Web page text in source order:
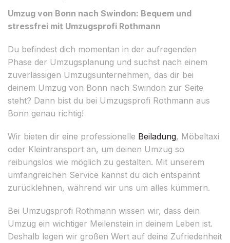
Umzug von Bonn nach Swindon: Bequem und
stressfrei mit Umzugsprofi Rothmann
Du befindest dich momentan in der aufregenden
Phase der Umzugsplanung und suchst nach einem
zuverlässigen Umzugsunternehmen, das dir bei
deinem Umzug von Bonn nach Swindon zur Seite
steht? Dann bist du bei Umzugsprofi Rothmann aus
Bonn genau richtig!
Wir bieten dir eine professionelle Beiladung, Möbeltaxi
oder Kleintransport an, um deinen Umzug so
reibungslos wie möglich zu gestalten. Mit unserem
umfangreichen Service kannst du dich entspannt
zurücklehnen, während wir uns um alles kümmern.
Bei Umzugsprofi Rothmann wissen wir, dass dein
Umzug ein wichtiger Meilenstein in deinem Leben ist.
Deshalb legen wir großen Wert auf deine Zufriedenheit